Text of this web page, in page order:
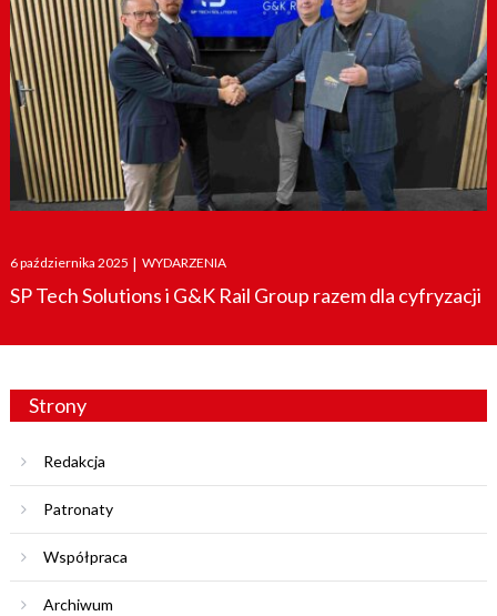
Posted
on
6 października 2025 | WYDARZENIA
SP Tech Solutions i G&K Rail Group razem dla cyfryzacji
Strony
Redakcja
Patronaty
Współpraca
Archiwum